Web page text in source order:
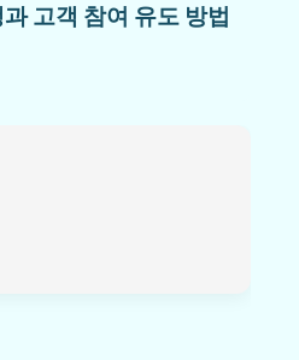
고객 참여 유도 방법